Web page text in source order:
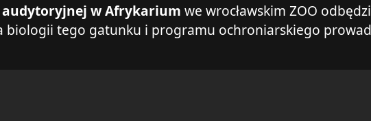
w Afrykarium we wrocławskim ZOO
biologii tego gatunku i programu ochroniarskiego